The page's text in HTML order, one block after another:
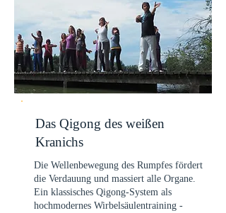
Das Qigong des weißen
Kranichs
Die Wellenbewegung des Rumpfes fördert
die Verdauung und massiert alle Organe.
Ein klassisches Qigong-System als
hochmodernes Wirbelsäulentraining -